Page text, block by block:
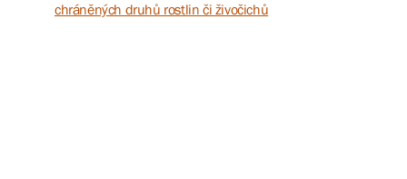
chráněných druhů rostlin či živočichů